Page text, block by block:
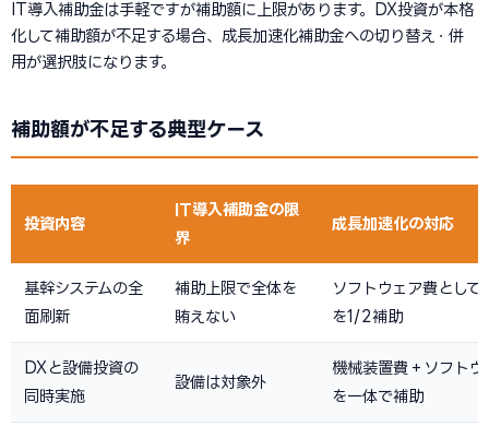
IT導入補助金は手軽ですが補助額に上限があります。DX投資が本格
化して補助額が不足する場合、成長加速化補助金への切り替え・併
用が選択肢になります。
補助額が不足する典型ケース
投資内容
IT導入補助金の限
界
成長加速化の対応
基幹システムの全
面刷新
補助上限で全体を
賄えない
ソフトウェア費として
を1/2補助
DXと設備投資の
同時実施
設備は対象外
機械装置費＋ソフトウ
を一体で補助